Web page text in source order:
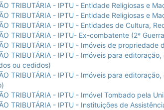
TRIBUTÁRIA - IPTU - Entidade Religiosas e
TRIBUTÁRIA - IPTU - Entidade Religiosas e
TRIBUTÁRIA - IPTU - Entidades de Cultura,
TRIBUTÁRIA - IPTU- Ex-combatente (2ª
TRIBUTÁRIA - IPTU - Imóveis de
TRIBUTÁRIA - IPTU - Imóveis para
ou cedidos)
TRIBUTÁRIA - IPTU - Imóveis para
TRIBUTÁRIA - IPTU - Imóvel Tombado pela
TRIBUTÁRIA - IPTU - Instituições de